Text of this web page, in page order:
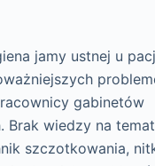
jamy ustnej u
gabinetów
Brak wiedzy na temat
szczotkowania,